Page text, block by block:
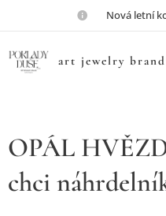
💎Nová letní
art jewelry brand
OPÁL
chci